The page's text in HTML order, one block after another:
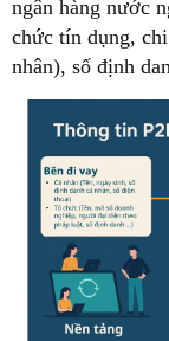
ngân hàng nước
chức tín dụng,
nhân), số định